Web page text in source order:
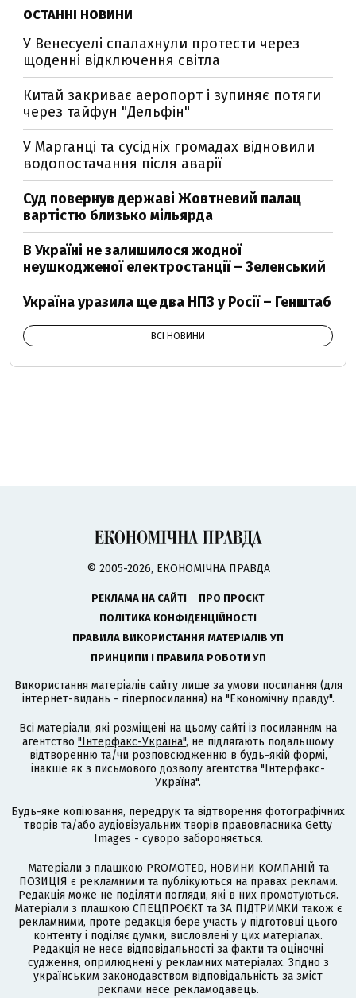
ОСТАННІ НОВИНИ
У Венесуелі спалахнули протести через
щоденні відключення світла
Китай закриває аеропорт і зупиняє потяги
через тайфун "Дельфін"
У Марганці та сусідніх громадах відновили
водопостачання після аварії
Суд повернув державі Жовтневий палац
вартістю близько мільярда
В Україні не залишилося жодної
неушкодженої електростанції – Зеленський
Україна уразила ще два НПЗ у Росії – Генштаб
ВСІ НОВИНИ
© 2005-2026, ЕКОНОМІЧНА ПРАВДА
РЕКЛАМА НА САЙТІ
ПРО ПРОЄКТ
ПОЛІТИКА КОНФІДЕНЦІЙНОСТІ
ПРАВИЛА ВИКОРИСТАННЯ МАТЕРІАЛІВ УП
ПРИНЦИПИ І ПРАВИЛА РОБОТИ УП
Використання матеріалів сайту лише за умови посилання (для
інтернет-видань - гіперпосилання) на "Економічну правду".
Всі матеріали, які розміщені на цьому сайті із посиланням на
агентство "Інтерфакс-Україна", не підлягають подальшому
відтворенню та/чи розповсюдженню в будь-якій формі,
інакше як з письмового дозволу агентства "Інтерфакс-
Україна".
Будь-яке копіювання, передрук та відтворення фотографічних
творів та/або аудіовізуальних творів правовласника Getty
Images - суворо забороняється.
Матеріали з плашкою PROMOTED, НОВИНИ КОМПАНІЙ та
ПОЗИЦІЯ є рекламними та публікуються на правах реклами.
Редакція може не поділяти погляди, які в них промотуються.
Матеріали з плашкою СПЕЦПРОЄКТ та ЗА ПІДТРИМКИ також є
рекламними, проте редакція бере участь у підготовці цього
контенту і поділяє думки, висловлені у цих матеріалах.
Редакція не несе відповідальності за факти та оціночні
судження, оприлюднені у рекламних матеріалах. Згідно з
українським законодавством відповідальність за зміст
реклами несе рекламодавець.